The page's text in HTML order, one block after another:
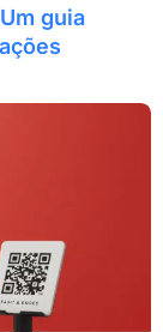
guia